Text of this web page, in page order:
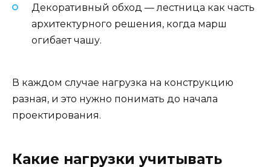
Декоративный обход — лестница как часть
архитектурного решения, когда марш
огибает чашу.
В каждом случае нагрузка на конструкцию
разная, и это нужно понимать до начала
проектирования.
Какие нагрузки учитывать